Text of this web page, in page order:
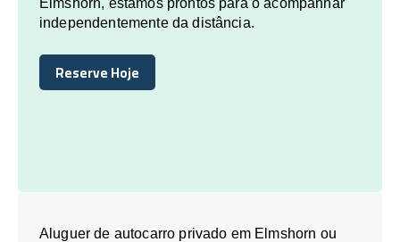
independentemente da distância.
Reserve Hoje
Reserve Hoje
Aluguer de autocarro privado em Elmshorn ou